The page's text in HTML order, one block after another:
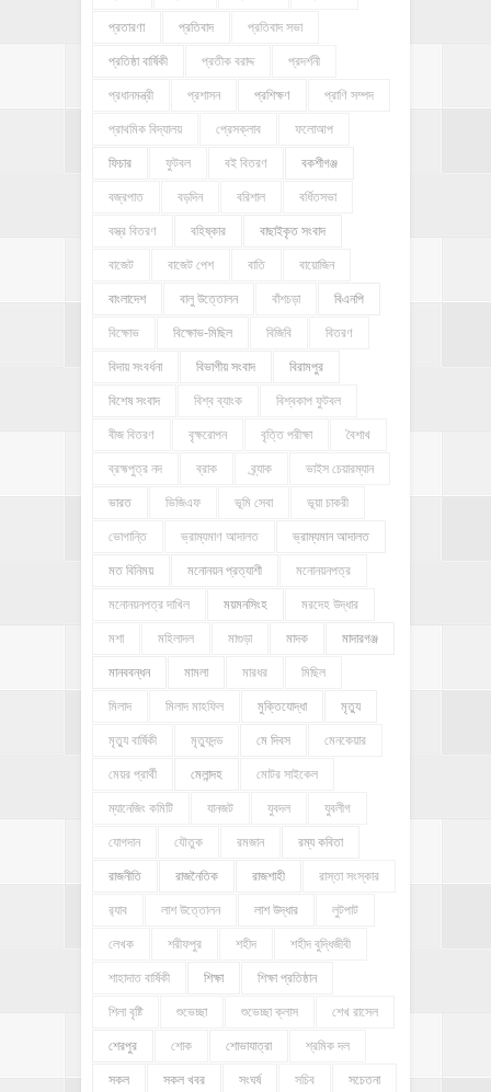
প্রতারণা প্রতিবাদ প্রতিবাদ সভা
প্রতিষ্ঠা বার্ষিকী প্রতীক বরাদ্দ প্রদর্শনী
প্রধানমন্ত্রী প্রশাসন প্রশিক্ষণ প্রাণি সম্পদ
প্রাথমিক বিদ্যালয় প্রেসক্লাব ফলোআপ
ফিচার ফুটবল বই বিতরণ বকশীগঞ্জ
বজ্রপাত বড়দিন বরিশাল বর্ধিতসভা
বস্ত্র বিতরণ বহিষ্কার বাছাইকৃত সংবাদ
বাজেট বাজেট পেশ বাতি বায়োজিন
বাংলাদেশ বালু উত্তোলন বাঁশচড়া বিএনপি
বিক্ষোভ বিক্ষোভ-মিছিল বিজিবি বিতরণ
বিদায় সংবর্ধনা বিভাগীয় সংবাদ বিরামপুর
বিশেষ সংবাদ বিশ্ব ব্যাংক বিশ্বকাপ ফুটবল
বীজ বিতরণ বৃক্ষরোপন বৃত্তি পরীক্ষা বৈশাখ
ব্রহ্মপুত্র নদ ব্রাক ব্র্যাক ভাইস চেয়ারম্যান
ভারত ভিজিএফ ভূমি সেবা ভূয়া চাকরী
ভোগান্তি ভ্রাম্যমাণ আদালত ভ্রাম্যমান আদালত
মত বিনিময় মনোনয়ন প্রত্যাশী মনোনয়নপত্র
মনোনয়নপত্র দাখিল ময়মনসিংহ মরদেহ উদ্ধার
মশা মহিলাদল মাগুড়া মাদক মাদারগঞ্জ
মানববন্ধন মামলা মারধর মিছিল
মিলাদ মিলাদ মাহফিল মুক্তিযোদ্ধা মৃত্যু
মৃত্যু বার্ষিকী মৃত্যুদন্ড মে দিবস মেনকেয়ার
মেয়র প্রার্থী মেলান্দহ মোটর সাইকেল
ম্যানেজিং কমিটি যানজট যুবদল যুবলীগ
যোগদান যৌতুক রমজান রম্য কবিতা
রাজনীতি রাজনৈতিক রাজশাহী রাস্তা সংস্কার
র‍্যাব লাশ উত্তোলন লাশ উদ্ধার লুটপাট
লেখক শরীফপুর শহীদ শহীদ বুদ্ধিজীবী
শাহাদাত বার্ষিকী শিক্ষা শিক্ষা প্রতিষ্ঠান
শিলা বৃষ্টি শুভেচ্ছা শুভেচ্ছা ক্লাস শেখ রাসেল
শেরপুর শোক শোভাযাত্রা শ্রমিক দল
সকল সকল খবর সংঘর্ষ সচিব সচেতনা